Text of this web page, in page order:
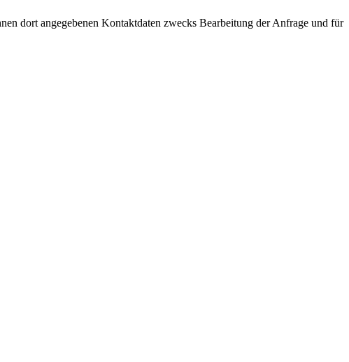
dort angegebenen Kontaktdaten zwecks Bearbeitung der Anfrage und für